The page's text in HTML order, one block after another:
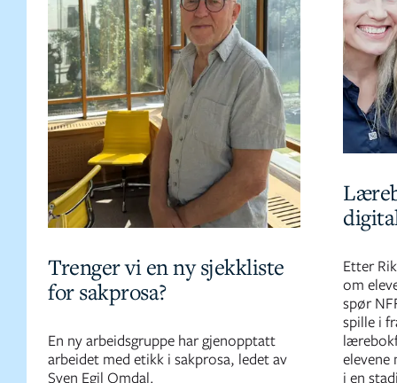
Trenger vi en ny sjekkliste
for sakprosa?
En ny arbeidsgruppe har gjenopptatt
arbeidet med etikk i sakprosa, ledet av
Sven Egil Omdal.
Etter
om
spør
spille i
i en